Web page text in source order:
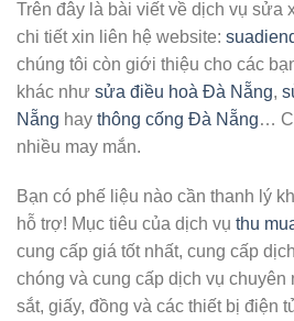
Trên đây là bài viết về dịch vụ sửa
chi tiết xin liên hệ website:
chúng tôi còn giới thiệu cho các
khác như sửa điều hoà Đà Nẵng,
Nẵng hay thông cống Đà Nẵng…
nhiều may mắn.
Bạn có phế liệu nào cần thanh lý
hỗ trợ! Mục tiêu của dịch vụ thu
cung cấp giá tốt nhất, cung cấp
chóng và cung cấp dịch vụ chuyên
sắt, giấy, đồng và các thiết bị điện